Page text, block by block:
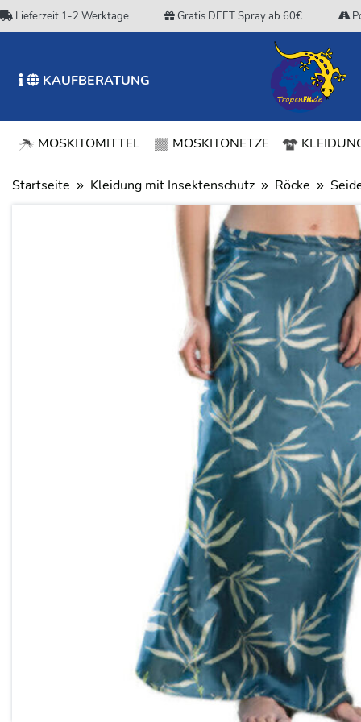
Lieferzeit 1-2 Werktage Gratis DEET Spray ab 60€
KAUFBERATUNG
MOSKITOMITTEL MOSKITONETZE
Startseite Kleidung mit Insektenschutz Röcke